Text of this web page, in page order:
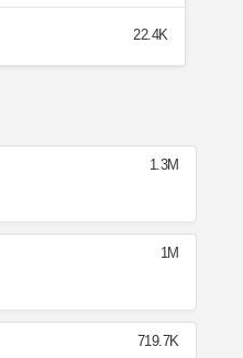
22.4K
1.3M
1M
719.7K